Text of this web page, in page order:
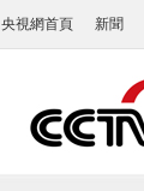
央視網首頁 新聞